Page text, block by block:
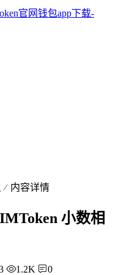
内容详情
小数相
1.2K 0